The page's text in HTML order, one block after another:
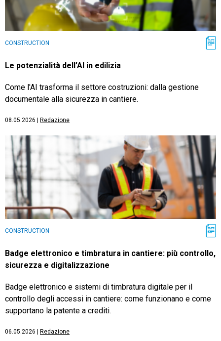
CONSTRUCTION
Le potenzialità dell’AI in edilizia
Come l'AI trasforma il settore costruzioni: dalla gestione
documentale alla sicurezza in cantiere.
08.05.2026 Redazione
CONSTRUCTION
Badge elettronico e timbratura in cantiere: più controllo,
sicurezza e digitalizzazione
Badge elettronico e sistemi di timbratura digitale per il
controllo degli accessi in cantiere: come funzionano e come
supportano la patente a crediti.
06.05.2026 Redazione